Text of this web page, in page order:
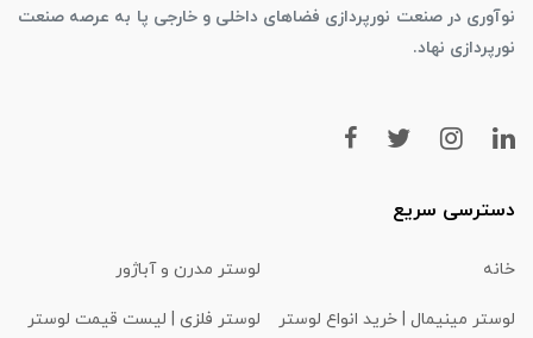
نوآوری در صنعت نورپردازی فضاهای داخلی و خارجی پا به عرصه صنعت
نورپردازی نهاد.
دسترسی سریع
خانه لوستر مدرن و آباژور
لوستر مینیمال | خرید انواع لوستر
لوستر فلزی | لیست قیمت لوستر